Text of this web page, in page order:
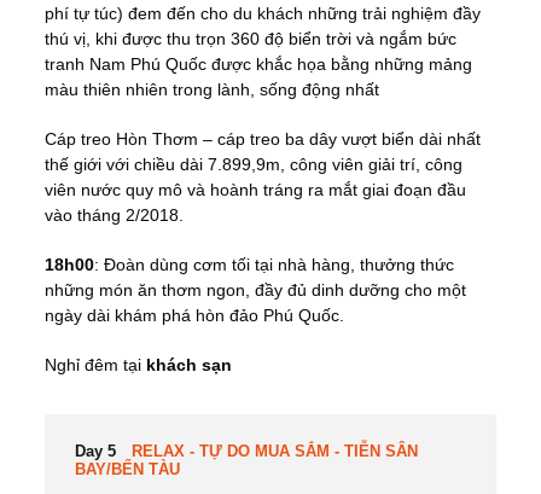
phí tự túc) đem đến cho du khách những trải nghiệm đầy
thú vị, khi được thu trọn 360 độ biển trời và ngắm bức
tranh Nam Phú Quốc được khắc họa bằng những mảng
màu thiên nhiên trong lành, sống động nhất
Cáp treo Hòn Thơm – cáp treo ba dây vượt biển dài nhất
thế giới với chiều dài 7.899,9m, công viên giải trí, công
viên nước quy mô và hoành tráng ra mắt giai đoạn đầu
vào tháng 2/2018.
18h00: Đoàn dùng cơm tối tại nhà hàng, thưởng thức
những món ăn thơm ngon, đầy đủ dinh dưỡng cho một
ngày dài khám phá hòn đảo Phú Quốc.
Nghỉ đêm tại khách sạn
Day 5
RELAX - TỰ DO MUA SẮM - TIỄN SÂN
BAY/BẾN TÀU